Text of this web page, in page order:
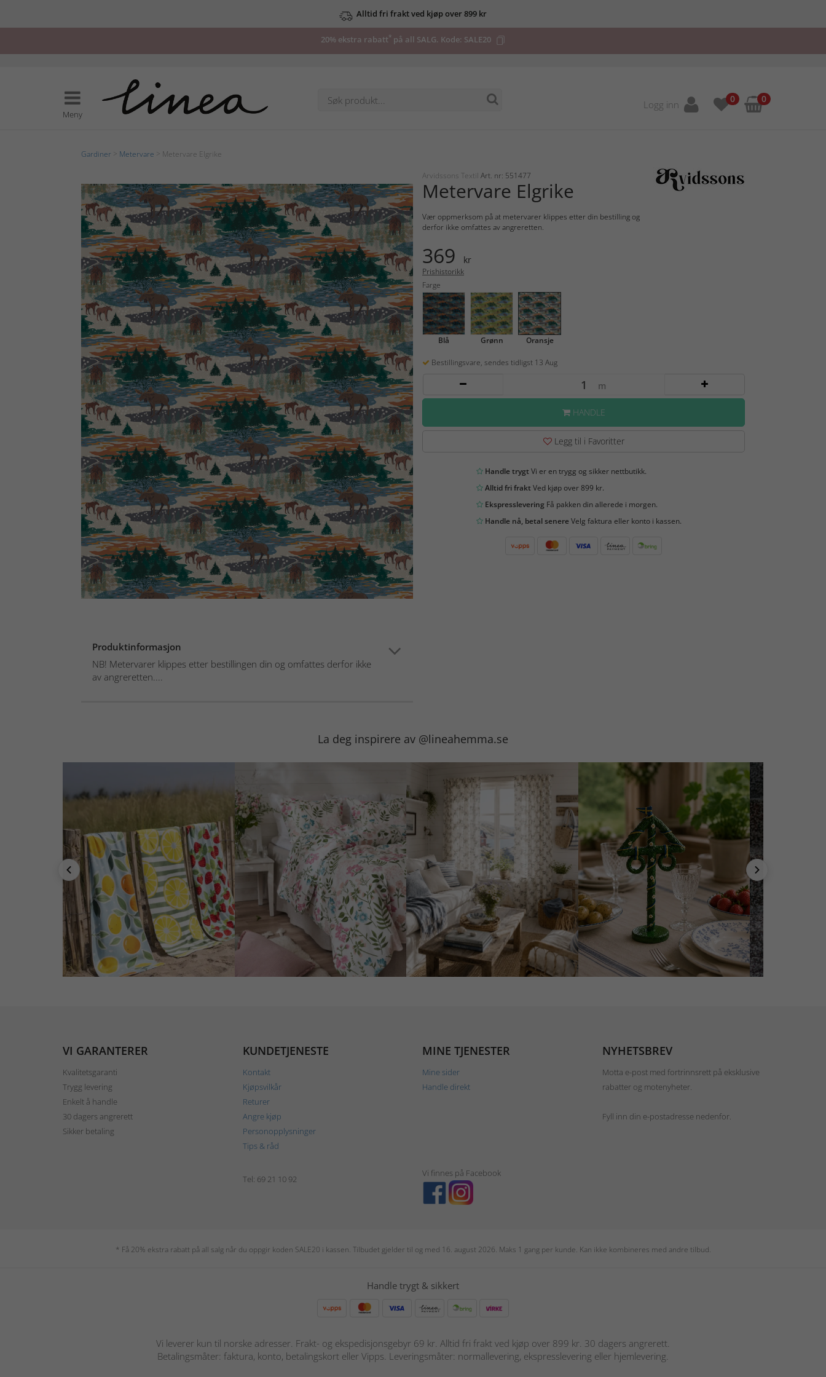
Alltid fri frakt ved kjøp over 899 kr
20% ekstra rabatt* på all SALG. Kode: SALE20
Meny
Logg inn 0 0
Gardiner Metervare > Metervare Elgrike
Produktinformasjon
NB! Metervarer klippes etter bestillingen din og omfattes derfor ikke
av angreretten....
Arvidssons Textil Art. nr: 551477
Metervare Elgrike
Vær oppmerksom på at metervarer klippes etter din bestilling og
derfor ikke omfattes av angreretten.
369 kr
Prishistorikk
Farge
Blå Grønn Oransje
Bestillingsvare, sendes tidligst 13 Aug
m
HANDLE
Legg til i Favoritter
Handle trygtVi er en trygg og sikker nettbutikk.
Alltid fri fraktVed kjøp over 899 kr.
EkspressleveringFå pakken din allerede i morgen.
Handle nå, betal senereVelg faktura eller konto i kassen.
La deg inspirere av @lineahemma.se
VI GARANTERER
Kvalitetsgaranti
Trygg levering
Enkelt å handle
30 dagers angrerett
Sikker betaling
KUNDETJENESTE
Kontakt
Kjøpsvilkår
Returer
Angre kjøp
Personopplysninger
Tips & råd
MINE TJENESTER
Mine sider
Handle direkt
NYHETSBREV
Motta e-post med fortrinnsrett på eksklusive
rabatter og motenyheter.
Fyll inn din e-postadresse nedenfor.
Tel: 69 21 10 92
Vi finnes på Facebook
* Få 20% ekstra rabatt på all salg når du oppgir koden SALE20 i kassen. Tilbudet gjelder til og med 16. august 2026. Maks 1 gang per kunde. Kan ikke kombineres med andre tilbud.
Handle trygt & sikkert
Vi leverer kun til norske adresser. Frakt- og ekspedisjonsgebyr 69 kr. Alltid fri frakt ved kjøp over 899 kr. 30 dagers angrerett.
Betalingsmåter: faktura, konto, betalingskort eller Vipps. Leveringsmåter: normallevering, ekspresslevering eller hjemlevering.